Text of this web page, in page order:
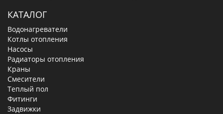
КАТАЛОГ
Водонагреватели
Котлы отопления
Насосы
Радиаторы отопления
Краны
Смесители
Теплый пол
Фитинги
Задвижки